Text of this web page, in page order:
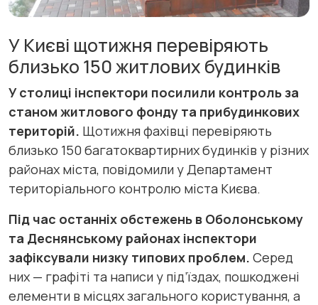
У Києві щотижня перевіряють
близько 150 житлових будинків
У столиці інспектори посилили контроль за
станом житлового фонду та прибудинкових
територій. Щотижня фахівці перевіряють
близько 150 багатоквартирних будинків у різних
районах міста, повідомили у Департамент
територіального контролю міста Києва.
Під час останніх обстежень в Оболонському
та Деснянському районах інспектори
зафіксували низку типових проблем. Серед
них — графіті та написи у під’їздах, пошкоджені
елементи в місцях загального користування, а